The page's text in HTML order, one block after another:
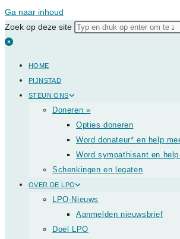
Ga naar inhoud
Zoek op deze site
HOME
PIJNSTAD
STEUN ONS
Doneren »
Opties doneren
Word donateur* en help
Word sympathisant en
Schenkingen en legaten
OVER DE LPO
LPO-Nieuws
Aanmelden nieuwsbrief
Doel LPO